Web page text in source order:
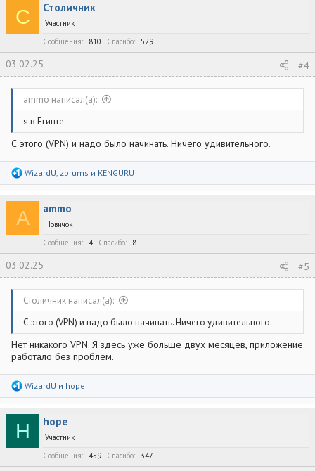
С Столичник
Участник
Сообщения
810 Спасибо 529
03.02.25 #4
ammo написал(а):
я в Египте.
С этого (VPN) и надо было начинать. Ничего удивительного.
Р
а
к
ц
и
WizardU, zbrums и KENGURU
A ammo
Новичок
Сообщения
4 Спасибо 8
03.02.25 #5
Столичник написал(а):
С этого (VPN) и надо было начинать. Ничего удивительного.
Нет никакого VPN. Я здесь уже больше двух месяцев, приложение
работало без проблем.
Р
а
к
ц
и
WizardU и hope
H hope
Участник
Сообщения
459 Спасибо 347